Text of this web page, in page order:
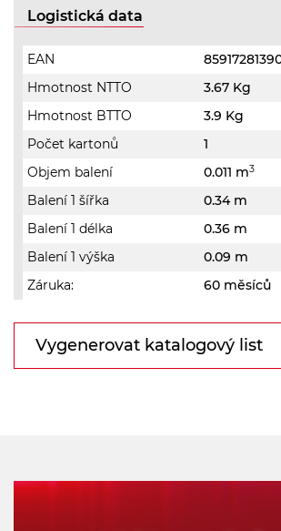
Logistická data
EAN
Hmotnost NTTO
3.67 Kg
Hmotnost BTTO
3.9 Kg
Počet kartonů
1
Objem balení
0.011 m3
Balení 1 šířka
0.34 m
Balení 1 délka
0.36 m
Balení 1 výška
0.09 m
Záruka:
60 měsíců
Vygenerovat katalogový list